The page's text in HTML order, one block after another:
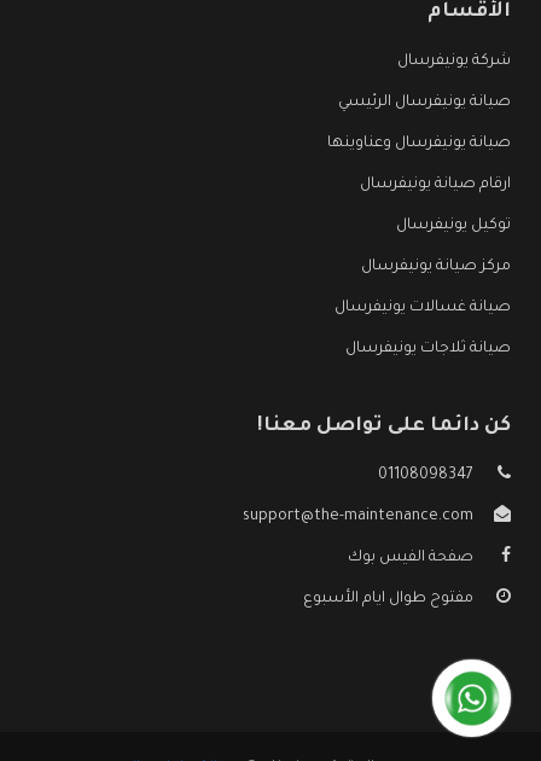
الأقسام
شركة يونيفرسال
صيانة يونيفرسال الرئيسي
صيانة يونيفرسال وعناوينها
ارقام صيانة يونيفرسال
توكيل يونيفرسال
مركز صيانة يونيفرسال
صيانة غسالات يونيفرسال
صيانة ثلاجات يونيفرسال
كن دائما على تواصل معنا!
01108098347
support@the-maintenance.com
صفحة الفيس بوك
مفتوح طوال ايام الأسبوع